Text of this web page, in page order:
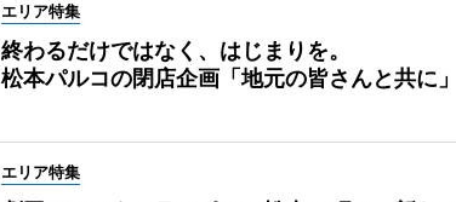
エリア特集
終わるだけではなく、はじまりを。
松本パルコの閉店企画「地元の皆さんと共に」
エリア特集